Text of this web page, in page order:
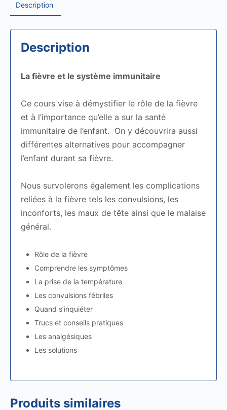
Description
Description
La fièvre et le système immunitaire
Ce cours vise à démystifier le rôle de la fièvre
et à l’importance qu’elle a sur la santé
immunitaire de l’enfant. On y découvrira aussi
différentes alternatives pour accompagner
l’enfant durant sa fièvre.
Nous survolerons également les complications
reliées à la fièvre tels les convulsions, les
inconforts, les maux de tête ainsi que le malaise
général.
Rôle de la fièvre
Comprendre les symptômes
La prise de la température
Les convulsions fébriles
Quand s’inquiéter
Trucs et conseils pratiques
Les analgésiques
Les solutions
Produits similaires